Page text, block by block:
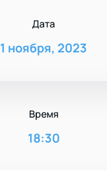
Дата
1 ноября, 2023
Время
18:30